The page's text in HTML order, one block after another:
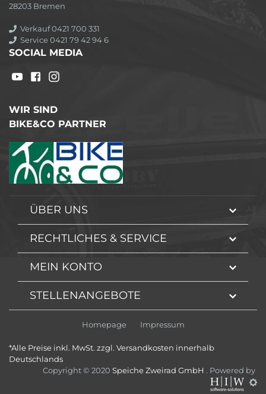
28203 Bremen
Verkauf 0421 700 331
Service 0421 79 42 94 6
SOCIAL MEDIA
WIR SIND
BIKE&CO PARTNER
ÜBER UNS
RECHTLICHES & SERVICE
MEIN KONTO
STELLENANGEBOTE
Homepage Impressum
*Alle Preise inkl. MwSt. zzgl. Versandkosten innerhalb
Deutschlands
Copyright © 2020 Speiche Zweirad GmbH . Powered by